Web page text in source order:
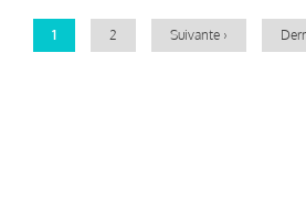
Page
1 Page
2
Page
Suivante ›